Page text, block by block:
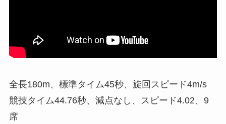
全長180m、標準タイム45秒、旋回スピード4m/s
競技タイム44.76秒、減点なし、スピード4.02、9
席